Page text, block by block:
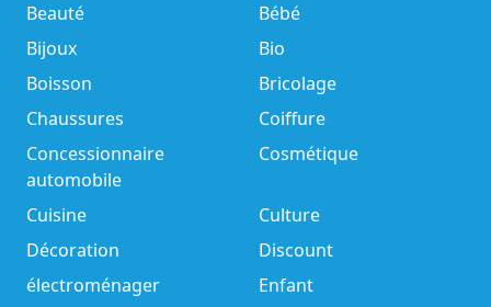
Beauté
Bébé
Bijoux
Bio
Boisson
Bricolage
Chaussures
Coiffure
Concessionnaire
automobile
Cosmétique
Cuisine
Culture
Décoration
Discount
électroménager
Enfant